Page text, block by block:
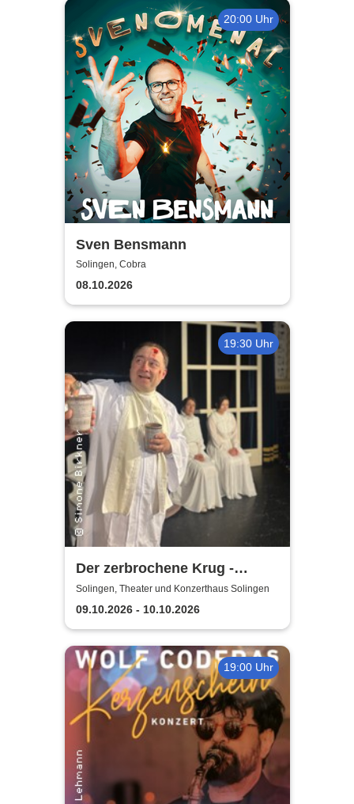
20:00 Uhr
Sven Bensmann
Solingen, Cobra
08.10.2026
19:30 Uhr
Der zerbrochene Krug -
Elbeforum Brunsbüttel
Solingen, Theater und Konzerthaus Solingen
09.10.2026 - 10.10.2026
19:00 Uhr